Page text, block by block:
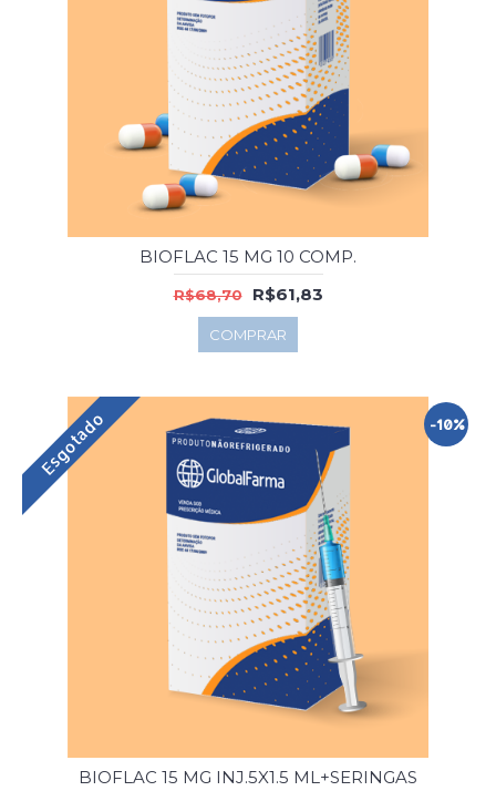
BIOFLAC 15 MG 10 COMP.
R$68,70 R$61,83
COMPRAR
-10%
Esgotado
BIOFLAC 15 MG INJ.5X1.5 ML+SERINGAS